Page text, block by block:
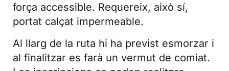
força accessible. Requereix, això sí,
portat calçat impermeable.
Al llarg de la ruta hi ha previst esmorzar i
al finalitzar es farà un vermut de comiat.